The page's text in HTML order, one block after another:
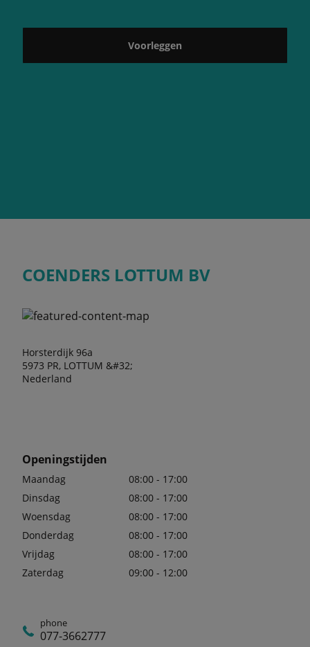
Voorleggen
COENDERS LOTTUM BV
Horsterdijk 96a
5973 PR, LOTTUM &#32;
Nederland
Openingstijden
Maandag
08:00 - 17:00
Dinsdag
08:00 - 17:00
Woensdag
08:00 - 17:00
Donderdag
08:00 - 17:00
Vrijdag
08:00 - 17:00
Zaterdag
09:00 - 12:00
phone
077-3662777